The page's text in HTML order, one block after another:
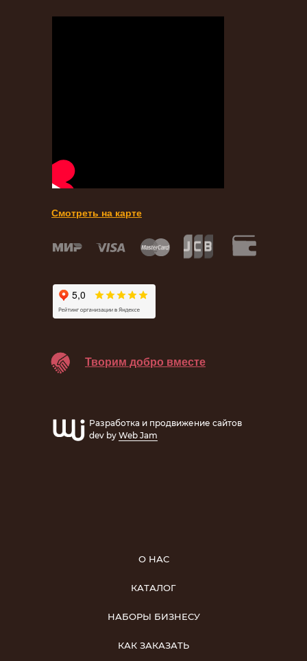
Смотреть на карте
Разработка и продвижение сайтов
dev by Web Jam
Творим добро вместе
О НАС
КАТАЛОГ
НАБОРЫ БИЗНЕСУ
КАК ЗАКАЗАТЬ